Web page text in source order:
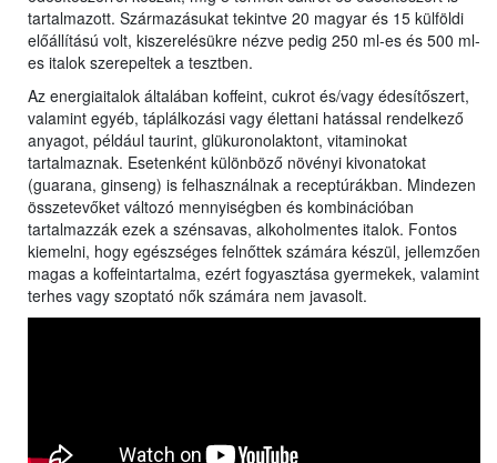
tartalmazott. Származásukat tekintve 20 magyar és 15 külföldi
előállítású volt, kiszerelésükre nézve pedig 250 ml-es és 500 ml-
es italok szerepeltek a tesztben.
Az energiaitalok általában koffeint, cukrot és/vagy édesítőszert,
valamint egyéb, táplálkozási vagy élettani hatással rendelkező
anyagot, például taurint, glükuronolaktont, vitaminokat
tartalmaznak. Esetenként különböző növényi kivonatokat
(guarana, ginseng) is felhasználnak a receptúrákban. Mindezen
összetevőket változó mennyiségben és kombinációban
tartalmazzák ezek a szénsavas, alkoholmentes italok. Fontos
kiemelni, hogy egészséges felnőttek számára készül, jellemzően
magas a koffeintartalma, ezért fogyasztása gyermekek, valamint
terhes vagy szoptató nők számára nem javasolt.